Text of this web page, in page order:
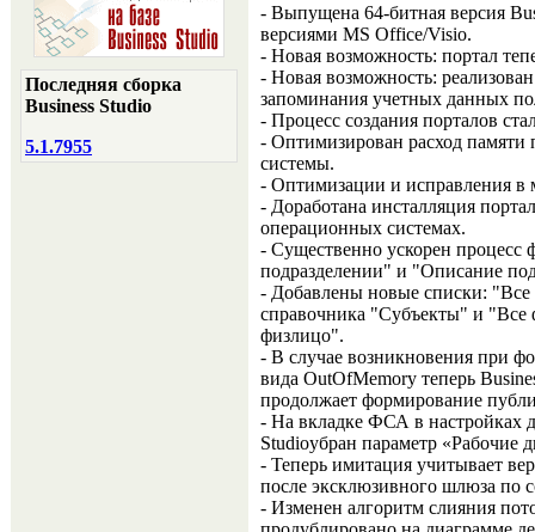
Последняя сборка
Business Studio
5.1.7955
- Выпущена 64-битная версия
версиями MS Office/Visio.
- Новая возможность: портал
- Новая возможность:
запоминания учетных данных
- Процесс создания порталов
- Оптимизирован расход
системы.
- Оптимизации и исправления в
- Доработана инсталляция
операционных системах.
- Существенно ускорен
подразделении" и "Описание
- Добавлены новые списки: "Все
справочника "Субъекты" и "Все
физлицо".
- В случае возникновения при
вида OutOfMemory теперь
продолжает формирование
- На вкладке ФСА в настройках
Studioубран параметр «Рабочие
- Теперь имитация учитывает
после эксклюзивного шлюза по
- Изменен алгоритм слияния